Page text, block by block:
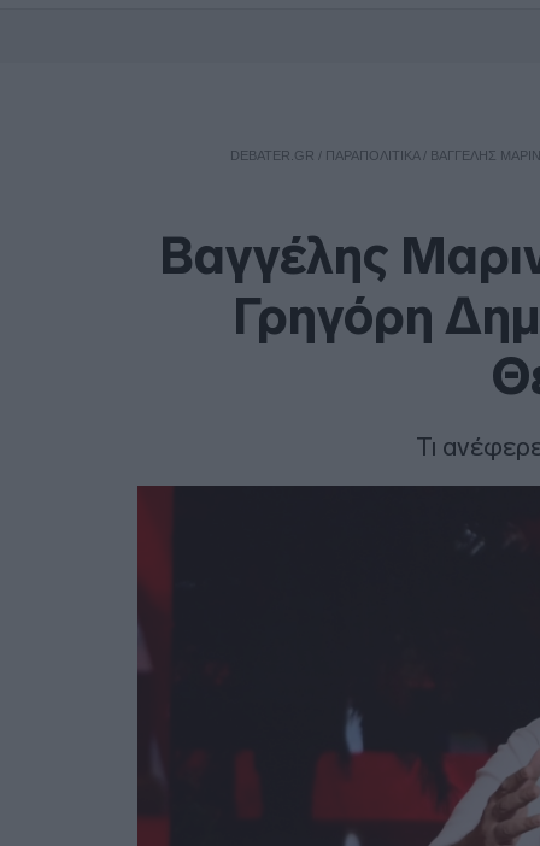
DEBATER.GR / ΠΑΡΑΠΟΛΙΤΙΚΑ/ ΒΑΓΓΈΛΗΣ
Βαγγέλης
Γρηγόρη
Τι